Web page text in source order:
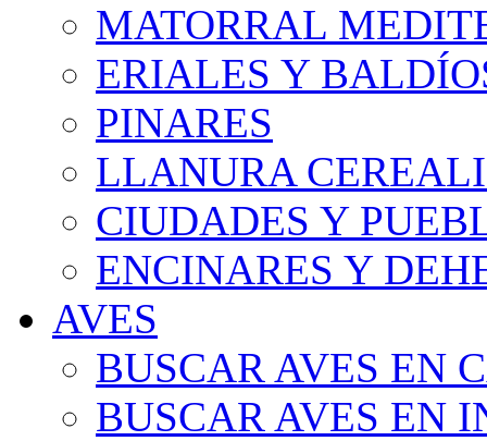
MATORRAL
ERIALES Y
PINARES
LLANURA
CIUDADES Y
ENCINARES Y
AVES
BUSCAR AVES EN
BUSCAR AVES EN